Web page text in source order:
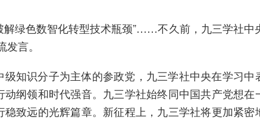
绿色数智化转型技术瓶颈”……不久前，九三学社中
言。
识分子为主体的参政党，九三学社中央在学习中
纲领和时代强音。九三学社始终同中国共产党想
致远的光辉篇章。新征程上，九三学社将更加紧